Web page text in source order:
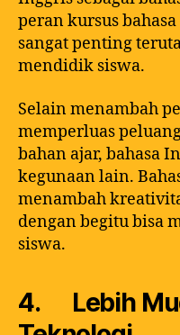
peran kursus
sangat penting
mendidik siswa.
Selain menambah
memperluas
bahan ajar, bahasa
kegunaan lain.
menambah
dengan begitu bisa
siswa.
4. Lebih